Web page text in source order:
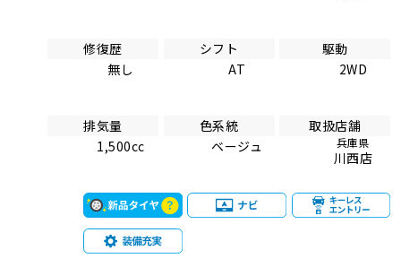
修復歴
無し
シフト
AT
駆動
2WD
排気量
1,500cc
色系統
ベージュ
取扱店舗
兵庫県
川西店